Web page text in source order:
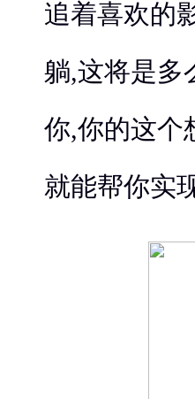
追着喜欢的
躺,这将是
你,你的这个
就能帮你实